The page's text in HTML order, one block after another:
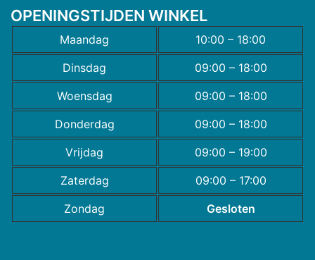
OPENINGSTIJDEN WINKEL
Maandag
10:00 – 18:00
Dinsdag
09:00 – 18:00
Woensdag
09:00 – 18:00
Donderdag
09:00 – 18:00
Vrijdag
09:00 – 19:00
Zaterdag
09:00 – 17:00
Zondag
Gesloten